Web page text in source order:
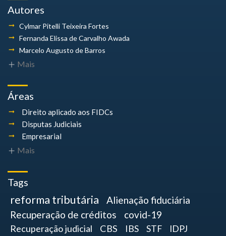
Autores
Cylmar Pitelli Teixeira Fortes
Fernanda Elissa de Carvalho Awada
Marcelo Augusto de Barros
Mais
Áreas
Direito aplicado aos FIDCs
Disputas Judiciais
Empresarial
Mais
Tags
reforma tributária
Alienação fiduciária
Recuperação de créditos
covid-19
Recuperação judicial CBS IBS STF
IDPJ